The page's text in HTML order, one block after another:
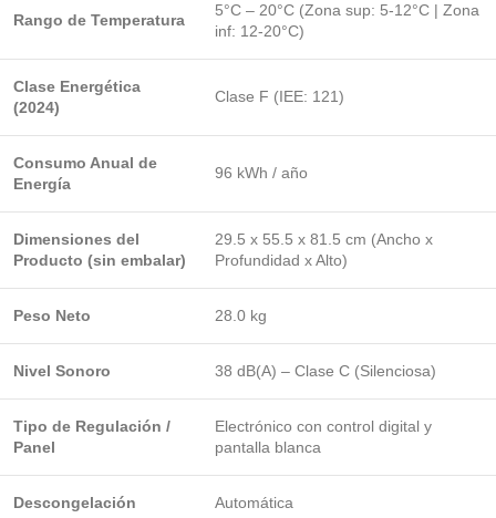
Rango de Temperatura
5°C – 20°C (Zona sup: 5-12°C | Zona
inf: 12-20°C)
Clase Energética
(2024)
Clase F (IEE: 121)
Consumo Anual de
Energía
96 kWh / año
Dimensiones del
Producto (sin embalar)
29.5 x 55.5 x 81.5 cm (Ancho x
Profundidad x Alto)
Peso Neto 28.0 kg
Nivel Sonoro 38 dB(A) – Clase C (Silenciosa)
Tipo de Regulación /
Panel
Electrónico con control digital y
pantalla blanca
Descongelación Automática